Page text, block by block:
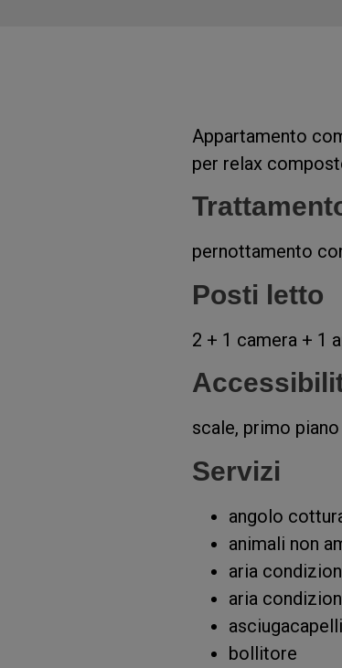
Appartamento
per relax
pernottamento
Posti letto
2 + 1 camera + 1
scale, primo
Servizi
angolo
animali non
aria
aria
asciugacapelli
bollitore